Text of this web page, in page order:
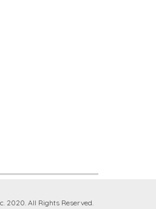
2020. All Rights Reserved.